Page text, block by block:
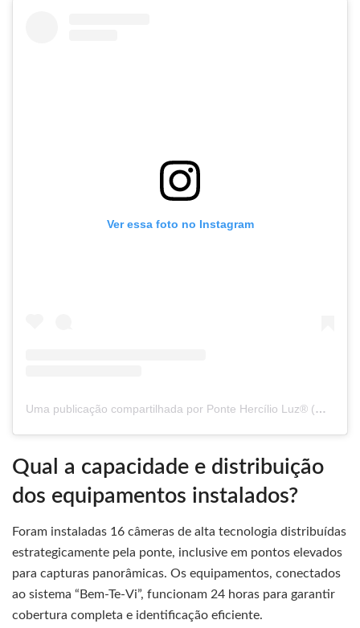
Ver essa foto no Instagram
Uma publicação compartilhada por Ponte Hercílio Luz® (@pontehercilioluz.oficial)
Qual a capacidade e distribuição
dos equipamentos instalados?
Foram instaladas 16 câmeras de alta tecnologia distribuídas
estrategicamente pela ponte, inclusive em pontos elevados
para capturas panorâmicas. Os equipamentos, conectados
ao sistema “Bem-Te-Vi”, funcionam 24 horas para garantir
cobertura completa e identificação eficiente.